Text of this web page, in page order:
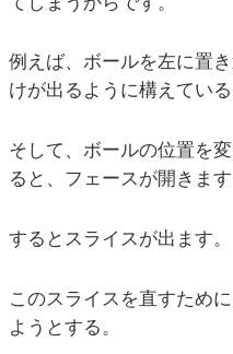
例えば、ボールを左に置
けが出るように構えてい
そして、ボールの位置を
ると、フェースが開きます
するとスライスが出ます。
このスライスを直すため
ようとする。